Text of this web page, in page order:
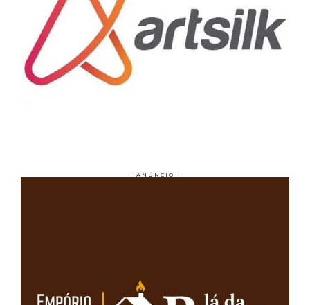
- ANÚNCIO -